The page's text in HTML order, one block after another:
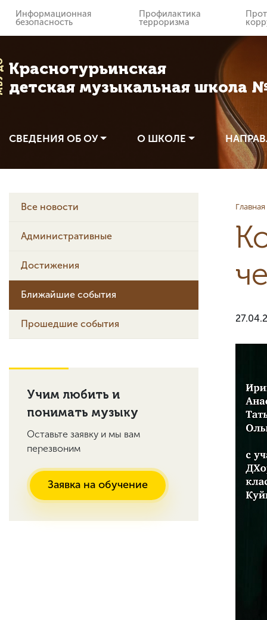
Информационная
безопасность
Профилактика
терроризма
Краснотурьинская
детская музыкальная школа
СВЕДЕНИЯ ОБ ОУ О ШКОЛЕ
Главная
Все новости
Административные
Достижения
Ближайшие события
Прошедшие события
Учим любить и
понимать музыку
Оставьте заявку и мы вам
перезвоним
Заявка на обучение